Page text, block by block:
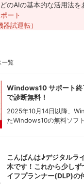
のAIの基本的な活用法を
ート
試運転）
一覧
Windows10 サポート
で診断無料！
2025年10月14日以降、
たWindows10の無料ソフ
こんばんは♪デジタルラ
木です！これから少しず
イフプランナー(DLP)の